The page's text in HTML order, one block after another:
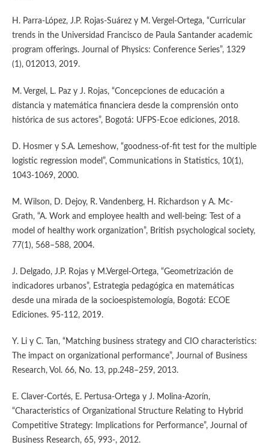
H. Parra-López, J.P. Rojas-Suárez y M. Vergel-Ortega, “Curricular
trends in the Universidad Francisco de Paula Santander academic
program offerings. Journal of Physics: Conference Series”, 1329
(1), 012013, 2019.
M. Vergel, L. Paz y J. Rojas, “Concepciones de educación a
distancia y matemática financiera desde la comprensión onto
histórica de sus actores”, Bogotá: UFPS-Ecoe ediciones, 2018.
D. Hosmer y S.A. Lemeshow, “goodness-of-fit test for the multiple
logistic regression model”, Communications in Statistics, 10(1),
1043-1069, 2000.
M. Wilson, D. Dejoy, R. Vandenberg, H. Richardson y A. Mc-
Grath, “A. Work and employee health and well-being: Test of a
model of healthy work organization”, British psychological society,
77(1), 568–588, 2004.
J. Delgado, J.P. Rojas y M.Vergel-Ortega, “Geometrización de
indicadores urbanos”, Estrategia pedagógica en matemáticas
desde una mirada de la socioespistemología, Bogotá: ECOE
Ediciones. 95-112, 2019.
Y. Li y C. Tan, “Matching business strategy and CIO characteristics:
The impact on organizational performance”, Journal of Business
Research, Vol. 66, No. 13, pp.248–259, 2013.
E. Claver-Cortés, E. Pertusa-Ortega y J. Molina-Azorín,
“Characteristics of Organizational Structure Relating to Hybrid
Competitive Strategy: Implications for Performance”, Journal of
Business Research, 65, 993-, 2012.